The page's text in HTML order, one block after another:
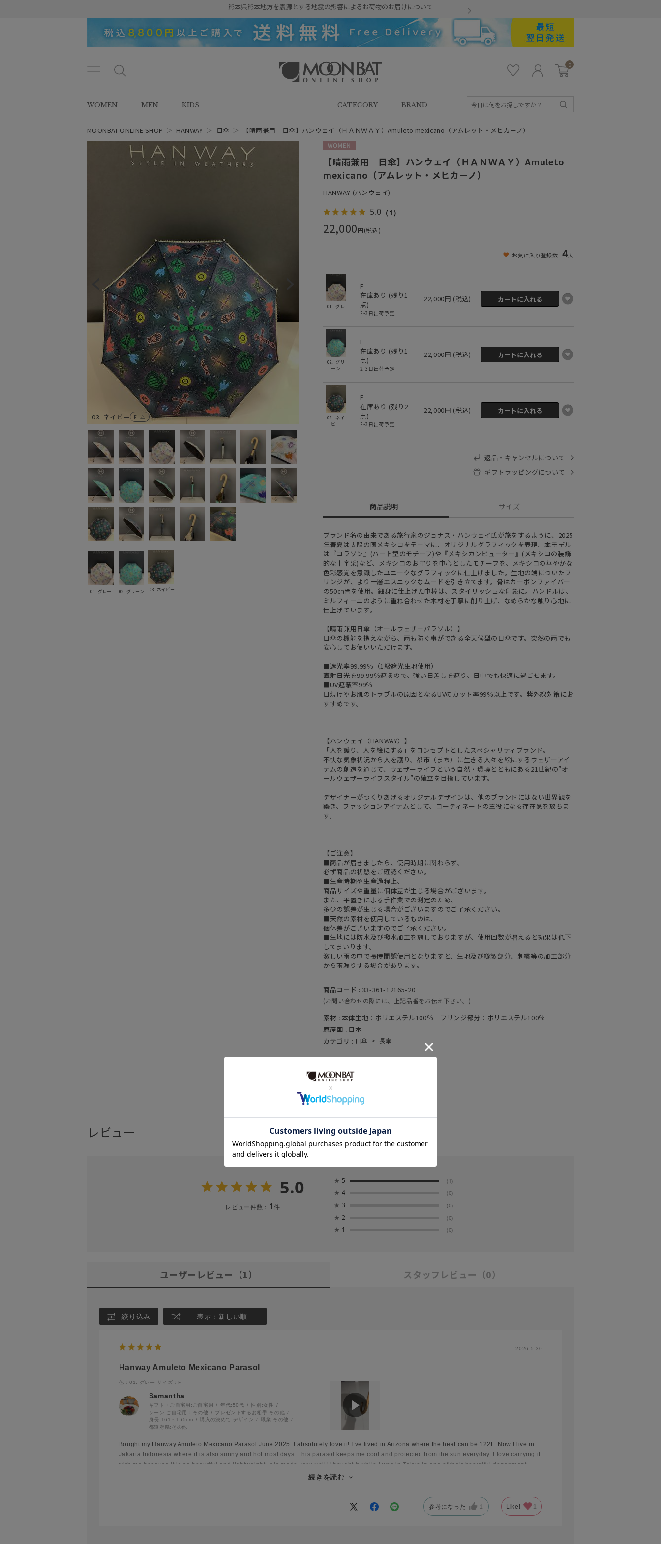
熊本県熊本地方を震源とする地震の影響によるお荷物のお届けについて
ン
ュ
ー
タ
SHOP（ムーンバットオンラインシ
イ
ン
0
WOMEN MEN KIDS CATEGORY BRAND
MOONBAT ONLINE SHOP ＞ HANWAY ＞ 日傘 ＞ 【晴雨兼用 日傘】ハンウェイ（ＨＡＮＷＡＹ）Amuleto mexicano（アムレット・メヒカーノ）
03. ネイビー F : △
01. グレー 02. グリーン 03. ネイビー
【晴雨兼用 日傘】ハンウェイ（ＨＡＮＷＡＹ）Amuleto
mexicano（アムレット・メヒカーノ）
HANWAY (ハンウェイ)
5.0 （1）
22,000円(税込)
お気に入り登録数 4人
01. グレ
ー
F
在庫あり (残り1
点)
2-3日出荷予定
22,000円 (税込)
02. グリ
ーン
F
在庫あり (残り1
点)
2-3日出荷予定
22,000円 (税込)
03. ネイ
ビー
F
在庫あり (残り 2
点)
2-3日出荷予定
22,000円 (税込)
返品・キャンセルについて
ギフトラッピングについて
商品説明 サイズ
ブランド名の由来である旅行家のジョナス・ハンウェイ氏が旅をするように、2025
年春夏は太陽の国メキシコをテーマに、オリジナルグラフィックを表現。本モデル
は『コラソン』(ハート型のモチーフ)や『メキシカンピューター』(メキシコの装飾
的な十字架)など、メキシコのお守りを中心としたモチーフを、メキシコの華やかな
色彩感覚を意識したユニークなグラフィックに仕上げました。生地の端についたフ
リンジが、より一層エスニックなムードを引き立てます。骨はカーボンファイバー
の50㎝骨を使用。細身に仕上げた中棒は、スタイリッシュな印象に。ハンドルは、
ミルフィーユのように重ね合わせた木材を丁寧に削り上げ、なめらかな触り心地に
仕上げています。
【晴雨兼用日傘（オールウェザーパラソル）】
日傘の機能を携えながら、雨も防ぐ事ができる全天候型の日傘です。突然の雨でも
安心してお使いいただけます。
■遮光率99.99％（1級遮光生地使用）
直射日光を99.99％遮るので、強い日差しを遮り、日中でも快適に過ごせます。
■UV遮蔽率99％
日焼けやお肌のトラブルの原因となるUVのカット率99%以上です。紫外線対策にお
すすめです。
【ハンウェイ（HANWAY）】
「人を護り、人を絵にする」をコンセプトとしたスペシャリティブランド。
不快な気象状況から人を護り、都市（まち）に生きる人々を絵にするウェザーアイ
テムの創造を通じて、ウェザーライフという自然・環境とともにある21世紀の”オ
ールウェザーライフスタイル”の確立を目指しています。
デザイナーがつくりあげるオリジナルデザインは、他のブランドにはない世界観を
築き、ファッションアイテムとして、コーディネートの主役になる存在感を放ちま
す。
【ご注意】
■商品が届きましたら、使用時期に関わらず、
必ず商品の状態をご確認ください。
■生産時期や生産過程上、
商品サイズや重量に個体差が生じる場合がございます。
また、平置きによる手作業での測定のため、
多少の誤差が生じる場合がございますのでご了承ください。
■天然の素材を使用しているものは、
個体差がございますのでご了承ください。
■生地には防水及び撥水加工を施しておりますが、使用回数が増えると効果は低下
してまいります。
激しい雨の中で長時間誤使用となりますと、生地及び縫製部分、刺繍等の加工部分
から雨漏りする場合があります。
商品コード : 33-361-12165-20
(お問い合わせの際には、上記品番をお伝え下さい。)
素材 : 本体生地：ポリエステル100％ フリンジ部分：ポリエステル100％
原産国 : 日本
カテゴリ : 日傘 > 長傘
関連キーワード
軽量
レビュー
5.0
レビュー件数： 1件
★ 5 (1)
★ 4 (0)
★ 3 (0)
★ 2 (0)
★ 1 (0)
ユーザーレビュー （1） スタッフレビュー （0）
絞り込み 表示：新しい順
2026.5.30
Hanway Amuleto Mexicano Parasol
色：01. グレー サイズ：F
Samantha
ギフト・ご自宅用: ご自宅用 年代: 50代 性別:女性
シーン: ご自宅用：その他 プレゼントするお相手: その他
身長: 161～165cm 購入の決めて: デザイン 職業: その他
都道府県: その他
Bought my Hanway Amuleto Mexicano Parasol June 2025. I absolutely love it! I’ve lived in Arizona where the heat can be 122F. Now I live in
Jakarta Indonesia where it is also sunny and hot most days. This parasol keeps me cool and protected from the sun everyday. I love carrying it
with me because it is so beautiful and lightweight. It is made very well! I bought it while I was in Tokyo in one of their beautiful department
stores. I will definitely buy another Hanway parasol when I return. It makes me feel happy every time I use it. It is my favorite accessory. Thank
続きを読む
参考になった 1 Like! 1